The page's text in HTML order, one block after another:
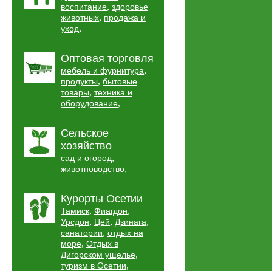
воспитание, здоровье
животных, продажа и
уход,
Оптовая торговля
мебель и фурнитура,
продукты, бытовые
товары, техника и
оборудование,
Сельское
хозяйство
сад и огород,
животноводство,
Курорты Осетии
Тамиск, Фиагдон,
Урсдон, Цей, Дзинага,
санатории, отдых на
море, Отдых в
Дигорском ущелье,
туризм в Осетии,